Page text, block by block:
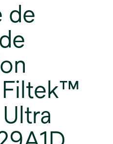
de
Filtek™